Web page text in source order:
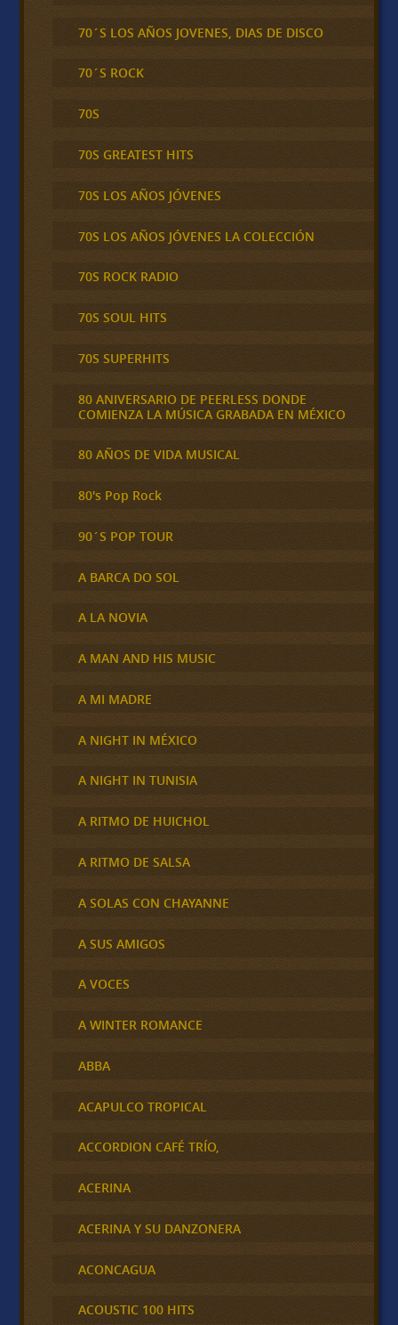
70´S LOS AÑOS JOVENES, DIAS DE DISCO
70´S ROCK
70S
70S GREATEST HITS
70S LOS AÑOS JÓVENES
70S LOS AÑOS JÓVENES LA COLECCIÓN
70S ROCK RADIO
70S SOUL HITS
70S SUPERHITS
80 ANIVERSARIO DE PEERLESS DONDE
COMIENZA LA MÚSICA GRABADA EN MÉXICO
80 AÑOS DE VIDA MUSICAL
80's Pop Rock
90´S POP TOUR
A BARCA DO SOL
A LA NOVIA
A MAN AND HIS MUSIC
A MI MADRE
A NIGHT IN MÉXICO
A NIGHT IN TUNISIA
A RITMO DE HUICHOL
A RITMO DE SALSA
A SOLAS CON CHAYANNE
A SUS AMIGOS
A VOCES
A WINTER ROMANCE
ABBA
ACAPULCO TROPICAL
ACCORDION CAFÉ TRÍO,
ACERINA
ACERINA Y SU DANZONERA
ACONCAGUA
ACOUSTIC 100 HITS